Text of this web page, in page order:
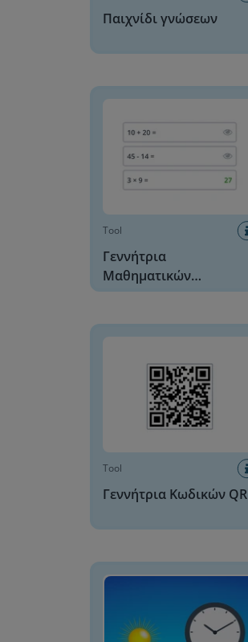
Παιχνίδι γνώσεων
Tool
Γεννήτρια
Μαθηματικών
Προβλημάτων
Tool
Γεννήτρια Κωδικών QR